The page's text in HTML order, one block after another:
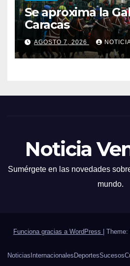
Se aproxima la
Caracas
AGOSTO 7, 2026
Noticia
Sumérgete en las novedades
mundo.
Funciona gracias a WordPress | Theme:
Noticias Internacionales DeportesSucesos